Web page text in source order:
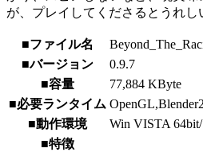
が、プレイしてくださるとうれし
■ファイル名
■バージョン
0.9.7
■容量
77,884 KByte
■必要ランタイム
■動作環境
Win VISTA
■特徴